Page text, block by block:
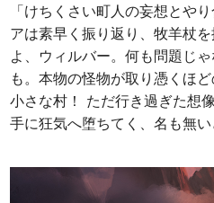
「けちくさい町人の妄想とや
アは素早く振り返り、牧羊杖
よ、ウィルバー。何も問題じ
も。本物の怪物が取り憑くほ
小さな村！ ただ行き過ぎた想
手に狂気へ堕ちてく、名も無い